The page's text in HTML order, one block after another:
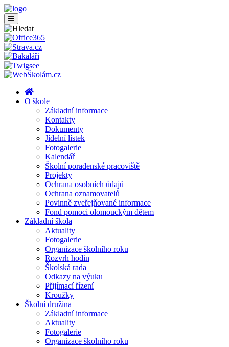
O škole
Základní informace
Kontakty
Dokumenty
Jídelní lístek
Fotogalerie
Kalendář
Školní poradenské pracoviště
Projekty
Ochrana osobních údajů
Ochrana oznamovatelů
Povinně zveřejňované informace
Fond pomoci olomouckým dětem
Základní škola
Aktuality
Fotogalerie
Organizace školního roku
Rozvrh hodin
Školská rada
Odkazy na výuku
Přijímací řízení
Kroužky
Školní družina
Základní informace
Aktuality
Fotogalerie
Organizace školního roku